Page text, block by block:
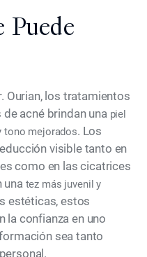
Puede
Ourian, los tratamientos
acné brindan una piel
tono mejorados. Los
visible tanto en
como en las cicatrices
una tez más juvenil y
estéticas, estos
la confianza en uno
sea tanto